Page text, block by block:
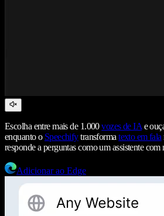
Escolha entre mais de 1.000vozes de IA e
enquanto o Speechifytransformatexto em fala
responde a perguntas como um assistente
Adicionar ao Edge